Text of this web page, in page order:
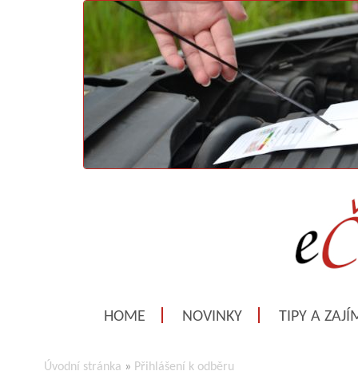
HOME NOVINKY TIPY A
Úvodní stránka » Přihlášení k odběru